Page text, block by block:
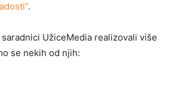
.
UžiceMedia realizovali više
se nekih od njih: